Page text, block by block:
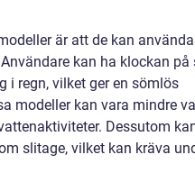
är att de kan
kan ha klockan på
i regn, vilket ger en sömlös
modeller kan vara mindre
Dessutom
slitage, vilket kan kräva